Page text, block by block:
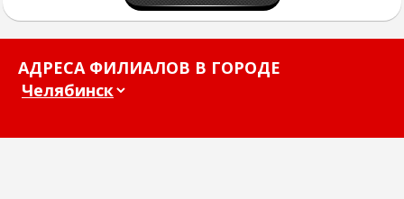
АДРЕСА ФИЛИАЛОВ В ГОРОДЕ